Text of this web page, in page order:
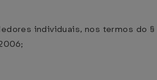
individuais, nos termos do §